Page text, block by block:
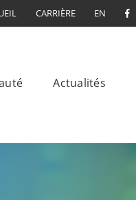
CARRIÈRE EN
Actualités